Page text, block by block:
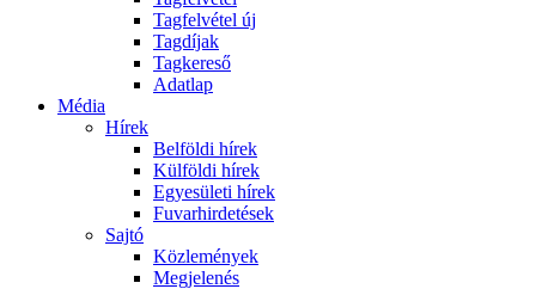
Tagfelvétel új
Tagdíjak
Tagkereső
Adatlap
Média
Hírek
Belföldi hírek
Külföldi hírek
Egyesületi hírek
Fuvarhirdetések
Sajtó
Közlemények
Megjelenés